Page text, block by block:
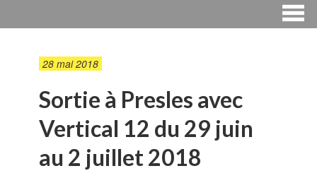
28 mai 2018
Sortie à Presles avec
Vertical 12 du 29 juin
au 2 juillet 2018